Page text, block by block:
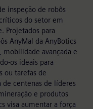
inspeção de robôs
do setor em
Projetados para
AnyMal da AnyBotics
mobilidade avançada e
os ideais para
ou tarefas de
de centenas de líderes
e produtos
visa aumentar a força